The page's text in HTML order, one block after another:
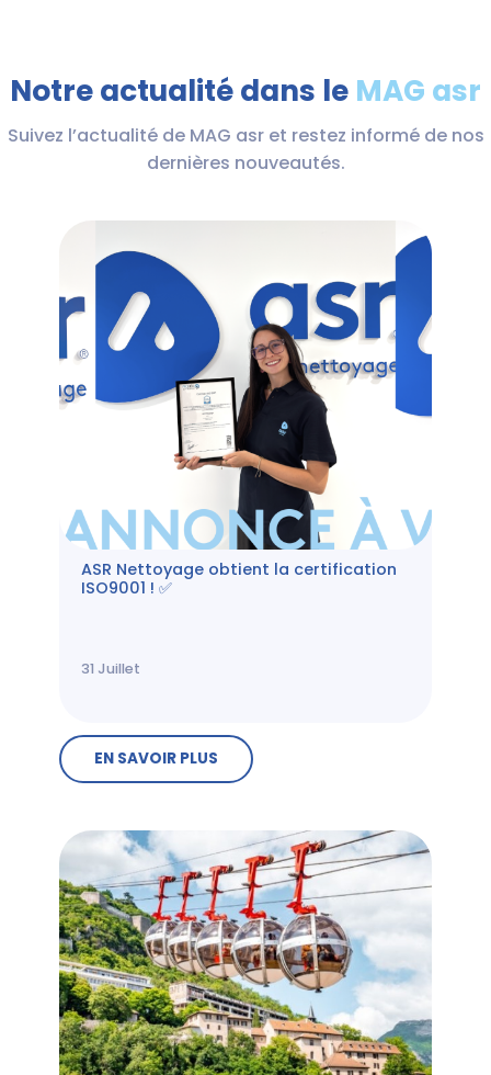
Notre actualité dans le MAG asr
Suivez l’actualité de MAG asr et restez informé de nos
dernières nouveautés.
ASR Nettoyage obtient la certification
ISO9001 ! ✅
31 Juillet
EN SAVOIR PLUS